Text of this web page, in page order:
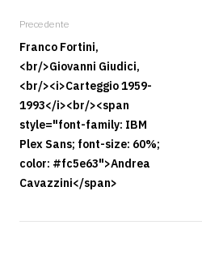
Precedente
Franco Fortini,
<br/>Giovanni Giudici,
<br/><i>Carteggio 1959-
1993</i><br/><span
style="font-family: IBM
Plex Sans; font-size: 60%;
color: #fc5e63">Andrea
Cavazzini</span>